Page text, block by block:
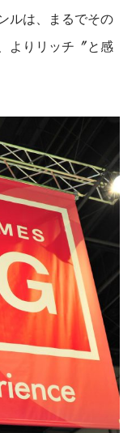
ルは、まるでその
よりリッチ〞と感